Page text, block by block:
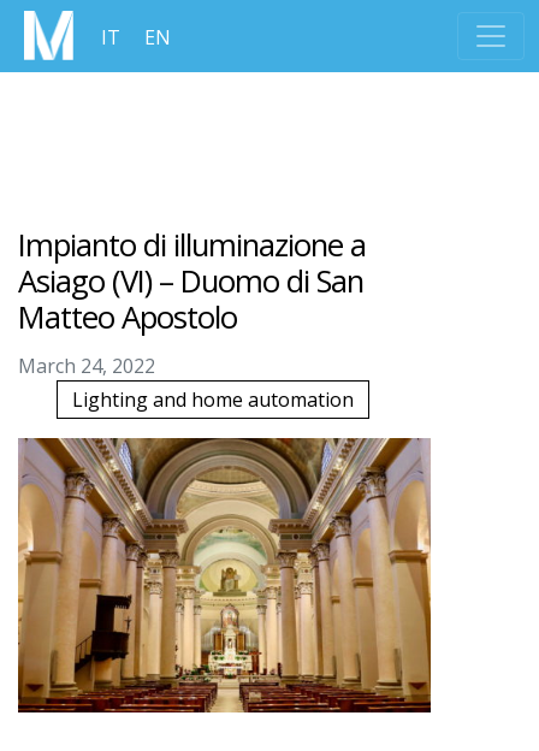
IT EN
Impianto di illuminazione a
Asiago (VI) – Duomo di San
Matteo Apostolo
March 24, 2022
Lighting and home automation